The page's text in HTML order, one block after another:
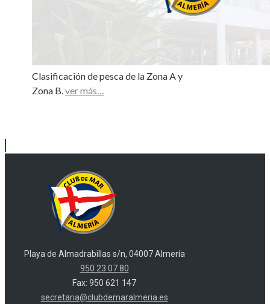
Clasificación de pesca de la Zona A y
Zona B.ver más…
Playa de Almadrabillas s/n, 04007 Almería
950 23 07 80
Fax: 950 621 147
secretaria@clubdemaralmeria.es